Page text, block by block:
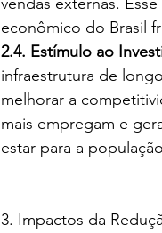
econômico do Brasil
2.4. Estímulo ao
infraestrutura de
melhorar a
mais empregam e
estar para a
3. Impactos da